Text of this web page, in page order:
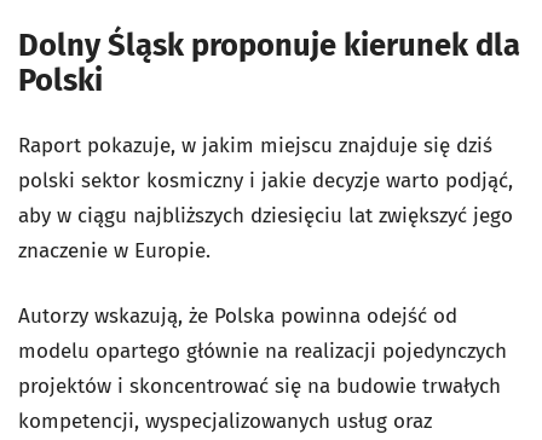
Dolny Śląsk proponuje kierunek dla
Polski
Raport pokazuje, w jakim miejscu znajduje się dziś
polski sektor kosmiczny i jakie decyzje warto podjąć,
aby w ciągu najbliższych dziesięciu lat zwiększyć jego
znaczenie w Europie.
Autorzy wskazują, że Polska powinna odejść od
modelu opartego głównie na realizacji pojedynczych
projektów i skoncentrować się na budowie trwałych
kompetencji, wyspecjalizowanych usług oraz